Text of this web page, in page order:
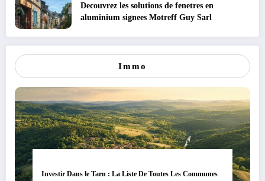
Decouvrez les solutions de fenetres en
aluminium signees Motreff Guy Sarl
Immo
Investir Dans le Tarn : La Liste De Toutes Les Communes